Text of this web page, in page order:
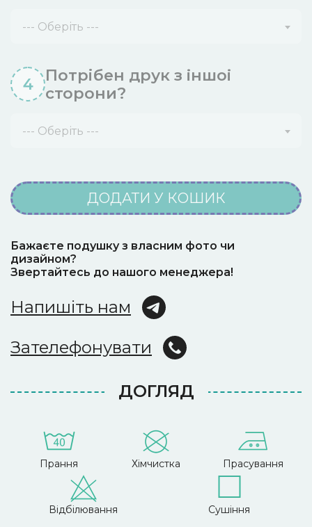
--- Оберіть ---
4
Потрібен друк з iншоi
сторони?
--- Оберіть ---
ДОДАТИ У КОШИК
Бажаєте подушку з власним фото чи
дизайном?
Звертайтесь до нашого менеджера!
Напишіть нам
Зателефонувати
ДОГЛЯД
Прання Хімчистка Прасування
Відбілювання Сушіння